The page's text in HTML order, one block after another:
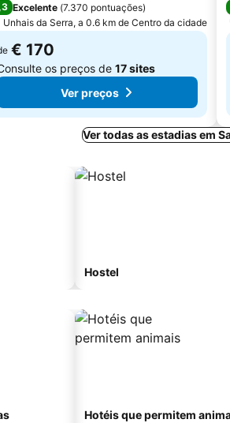
Excelente (7.370 pontuações)
Unhais da Serra, a 0.6 km de Centro da cidade
€ 170
os preços de 17 sites
Ver preços
Ver todas as estadias em
Hostel
Hotéis que permitem